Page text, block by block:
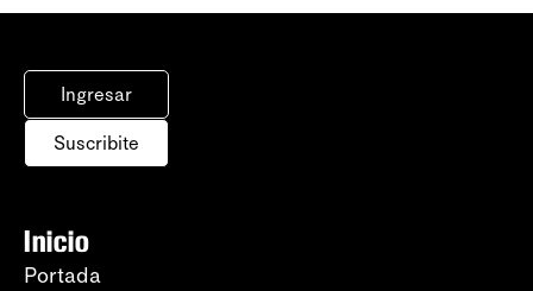
Ingresar
Suscribite
Inicio
Portada